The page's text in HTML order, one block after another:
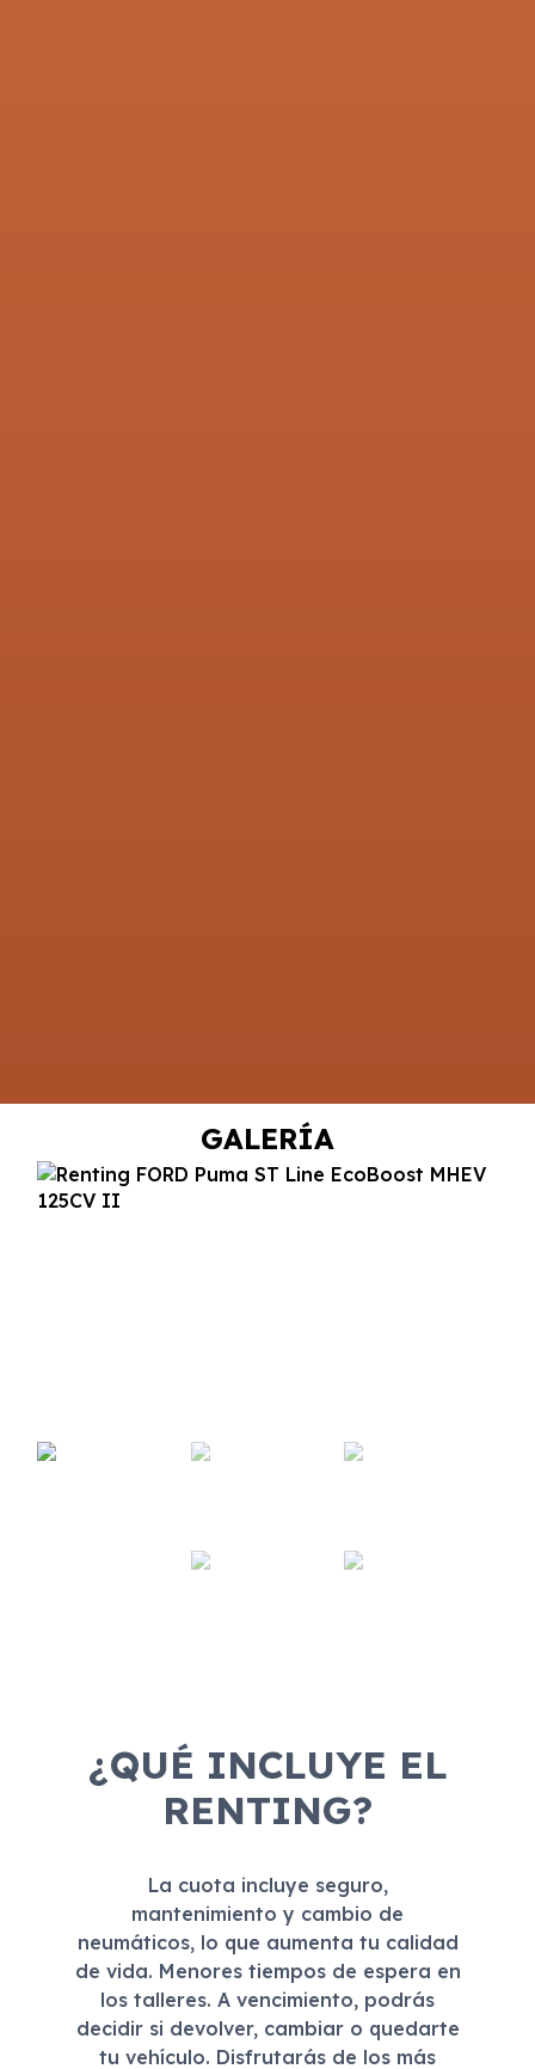
GALERÍA
¿QUÉ INCLUYE EL
RENTING?
La cuota incluye seguro,
mantenimiento y cambio de
neumáticos, lo que aumenta tu calidad
de vida. Menores tiempos de espera en
los talleres. A vencimiento, podrás
decidir si devolver, cambiar o quedarte
tu vehículo. Disfrutarás de los más